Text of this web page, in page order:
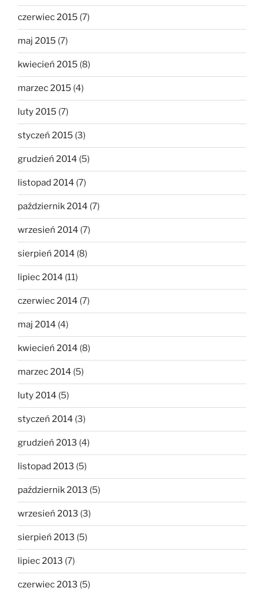
czerwiec 2015 (7)
maj 2015 (7)
kwiecień 2015 (8)
marzec 2015 (4)
luty 2015 (7)
styczeń 2015 (3)
grudzień 2014 (5)
listopad 2014 (7)
październik 2014 (7)
wrzesień 2014 (7)
sierpień 2014 (8)
lipiec 2014 (11)
czerwiec 2014 (7)
maj 2014 (4)
kwiecień 2014 (8)
marzec 2014 (5)
luty 2014 (5)
styczeń 2014 (3)
grudzień 2013 (4)
listopad 2013 (5)
październik 2013 (5)
wrzesień 2013 (3)
sierpień 2013 (5)
lipiec 2013 (7)
czerwiec 2013 (5)